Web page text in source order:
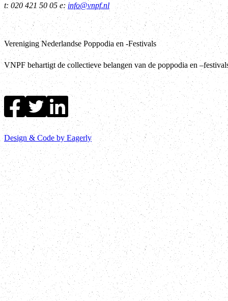
t: 020 421 50 05 e: info@vnpf.nl
Vereniging Nederlandse Poppodia en -Festivals
VNPF behartigt de collectieve belangen van de poppodia en
Design & Code by Eagerly